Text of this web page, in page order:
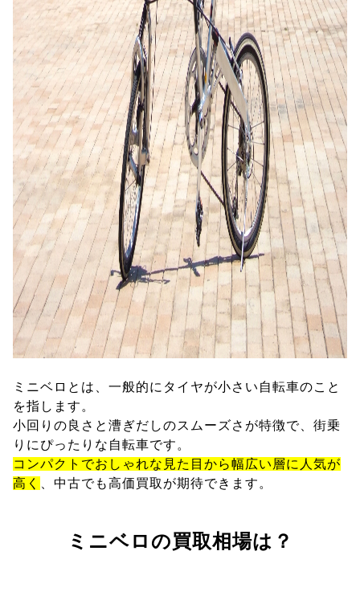
ミニベロとは、一般的にタイヤが小さい自転車のこと
を指します。
小回りの良さと漕ぎだしのスムーズさが特徴で、街乗
りにぴったりな自転車です。
コンパクトでおしゃれな見た目から幅広い層に人気が
高く
、中古でも高価買取が期待できます。
ミニベロの買取相場は？